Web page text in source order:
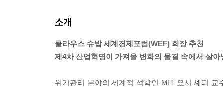
소개
클라우스 슈밥 세계경제포럼(WEF) 회장 추천
제4차 산업혁명이 가져올 변화의 물결 속에서 살
위기관리 분야의 세계적 석학인 MIT 요시 셰피